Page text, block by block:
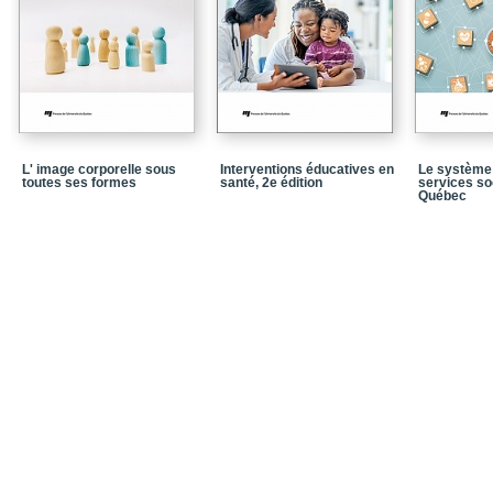
Chapitre 3 - Exercer
l’expérience des
Conclusion
Annexe
Chapitre 4 - Intervenir
représentant lors de
L' image corporelle sous
toutes ses formes
Interventions éducatives en
santé, 2e édition
Le
services
Québec